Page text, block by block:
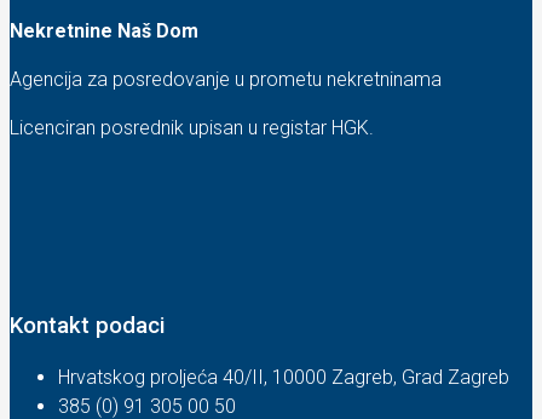
Nekretnine Naš Dom
Agencija za posredovanje u prometu nekretninama
Licenciran posrednik upisan u registar HGK.
Kontakt podaci
Hrvatskog proljeća 40/II, 10000 Zagreb, Grad Zagreb
385 (0) 91 305 00 50